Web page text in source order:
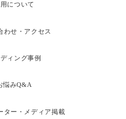
について
わせ・アクセス
ィング事例
悩みQ&A
ター・メディア掲載